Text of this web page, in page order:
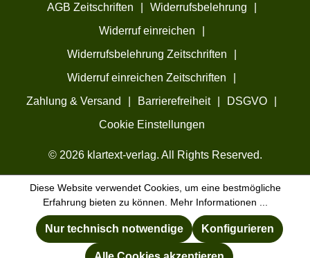
© 2026 klartext-verlag. All Rights Reserved.
AGB Zeitschriften
Widerrufsbelehrung
Widerruf einreichen
Widerrufsbelehrung Zeitschriften
Widerruf einreichen Zeitschriften
Zahlung & Versand
Barrierefreiheit DSGVO
Cookie Einstellungen
Diese Website verwendet Cookies, um eine bestmögliche
Erfahrung bieten zu können. Mehr Informationen ...
Nur technisch notwendige Konfigurieren